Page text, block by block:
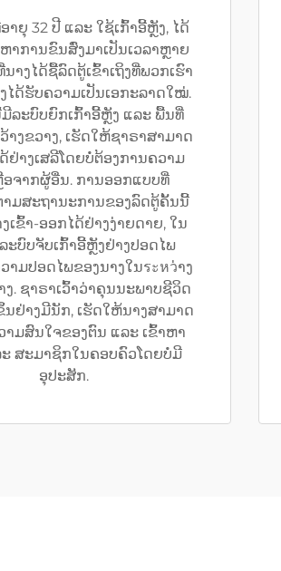
າຍຸ 32 ປີ ແລະ ໃຊ້ເກົ້າອີ້ຫຼັງ, ໄດ້
າການຂົນສົ່ງມາເປັນເວລາຫຼາຍ
າງໄດ້ຊື້ລົດຕູ້ເຂົ້າເຖິງທີ່ພວກເຮົາ
ໄດ້ຮັບຄວາມເປັນເອກະລາດໃໝ່.
ລະບົບຍົກເກົ້າອີ້ຫຼັງ ແລະ ພື້ນທີ່
າງຂວາງ, ເຮັດໃຫ້ຊາຣາສາມາດ
ຢ່າງເສລີໂດຍບໍ່ຕ້ອງການຄວາມ
ອຈາກຜູ້ອື່ນ. ການອອກແບບທີ່
ມສະຖານະການຂອງລົດຕູ້ຄັ້ນນີ້
ເຂົ້າ-ອອກໄດ້ຢ່າງງ່າຍດາຍ, ໃນ
ະບົບຈັບເກົ້າອີ້ຫຼັງຢ່າງປອດໄພ
າມປອດໄພຂອງນາງໃນระหว່າງ
ງ. ຊາຣາເວົ້າວ່າຄຸນນະພາບຊີວິດ
ນຢ່າງມີນັກ, ເຮັດໃຫ້ນາງສາມາດ
າມສົນໃຈຂອງຕົນ ແລະ ເຂົ້າຫາ
ະ ສະມາຊິກໃນຄອບຄົວໂດຍບໍ່ມີ
ອຸປະສັກ.